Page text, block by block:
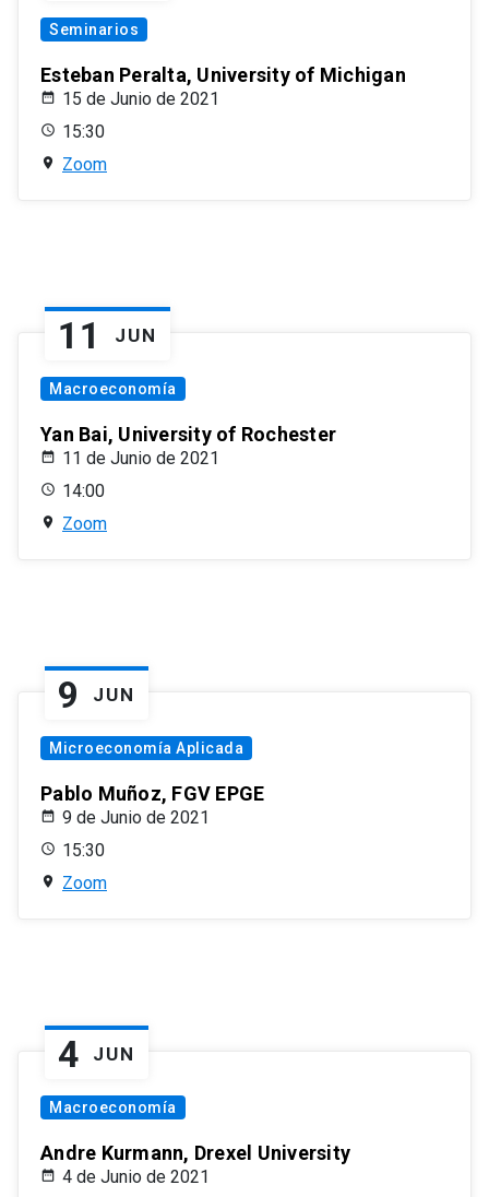
Seminarios
Esteban Peralta, University of Michigan
15 de Junio de 2021
15:30
Zoom
11 JUN
Macroeconomía
Yan Bai, University of Rochester
11 de Junio de 2021
14:00
Zoom
9 JUN
Microeconomía Aplicada
Pablo Muñoz, FGV EPGE
9 de Junio de 2021
15:30
Zoom
4 JUN
Macroeconomía
Andre Kurmann, Drexel University
4 de Junio de 2021